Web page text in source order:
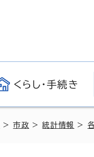
くらし・手続き
>市政 >統計情報 >